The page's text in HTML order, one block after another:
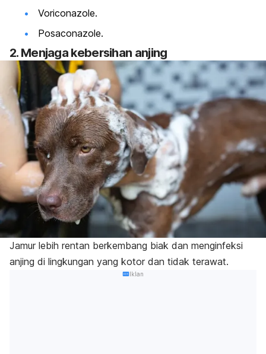
Voriconazole.
Posaconazole.
2. Menjaga kebersihan anjing
Jamur lebih rentan berkembang biak dan menginfeksi
anjing di lingkungan yang kotor dan tidak terawat.
Iklan